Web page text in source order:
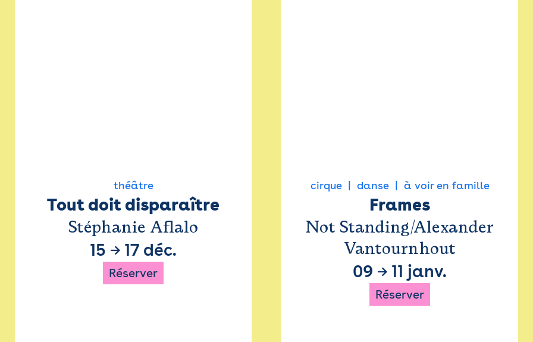
théâtre
Tout doit disparaître
Stéphanie Aflalo
15 → 17 déc.
Réserver
cirque danse à voir en famille
Frames
Not Standing/Alexander
Vantournhout
09 → 11 janv.
Réserver